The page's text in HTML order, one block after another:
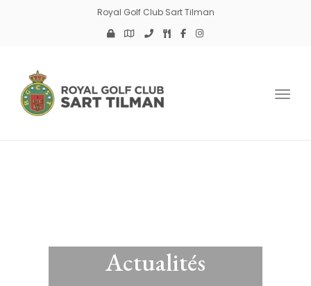
Royal Golf Club Sart Tilman
Actualités